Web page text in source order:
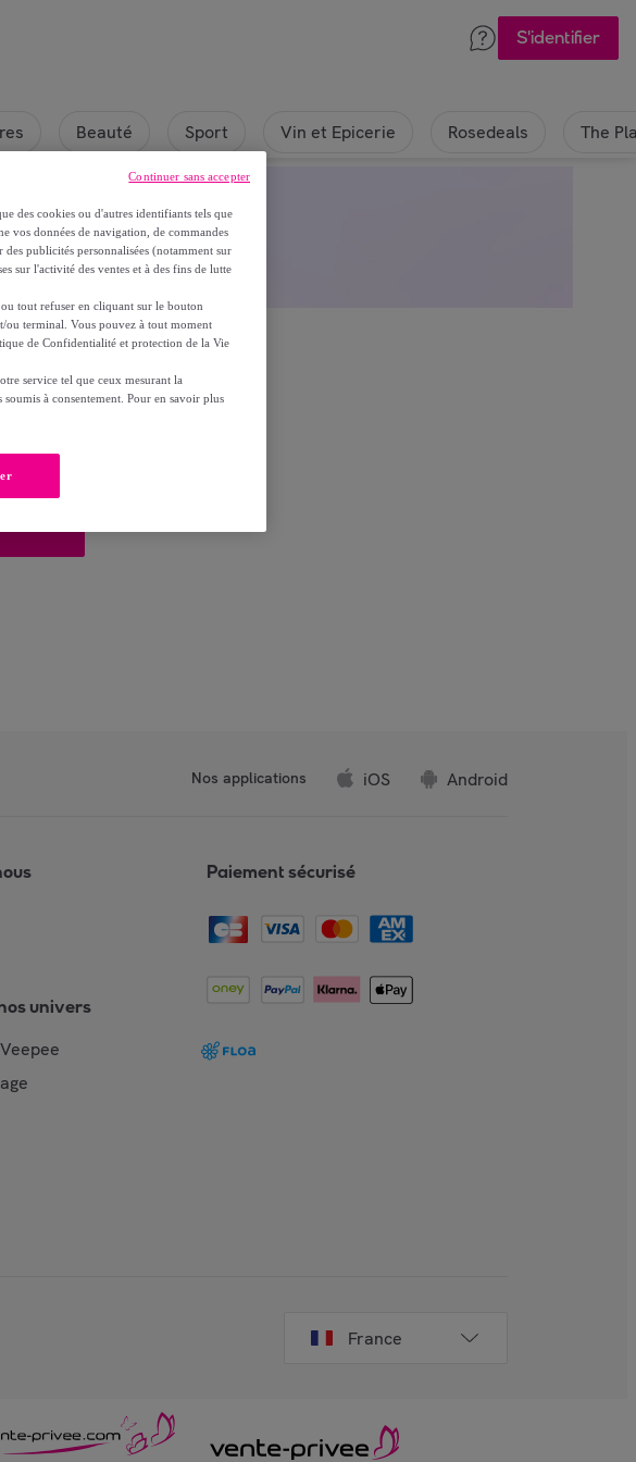
S'identifier
Beauté Sport Vin et Epicerie Rosedeals The
visible sur cette page
à nos membres.
Nos applications iOS Android
univers
Paiement sécurisé
France
des cookies ou d'autres identifiants tels que
vos données de navigation, de commandes
publicités personnalisées (notamment sur
sur l'activité des ventes et à des fins de lutte
tout refuser en cliquant sur le bouton
ou terminal. Vous pouvez à tout moment
de Confidentialité et protection de la Vie
service tel que ceux mesurant la
à consentement. Pour en savoir plus
Continuer sans accepter